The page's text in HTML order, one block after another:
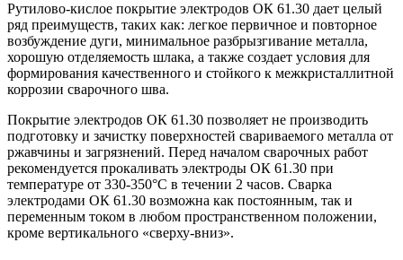
Рутилово-кислое покрытие электродов ОК 61.30 дает целый
ряд преимуществ, таких как: легкое первичное и повторное
возбуждение дуги, минимальное разбрызгивание металла,
хорошую отделяемость шлака, а также создает условия для
формирования качественного и стойкого к межкристаллитной
коррозии сварочного шва.
Покрытие электродов ОК 61.30 позволяет не производить
подготовку и зачистку поверхностей свариваемого металла от
ржавчины и загрязнений. Перед началом сварочных работ
рекомендуется прокаливать электроды ОК 61.30 при
температуре от 330-350°С в течении 2 часов. Сварка
электродами ОК 61.30 возможна как постоянным, так и
переменным током в любом пространственном положении,
кроме вертикального «сверху-вниз».